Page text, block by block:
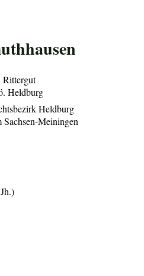
Rittergut
Heldburg
Heldburg
Sachsen-Meiningen